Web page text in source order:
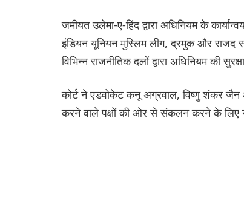
जमीयत उलेमा-ए-हिंद द्वारा अधिनियम के
इंडियन यूनियन मुस्लिम लीग, द्रमुक और राजद
विभिन्न राजनीतिक दलों द्वारा अधिनियम की
कोर्ट ने एडवोकेट कनू अग्रवाल, विष्णु शंकर
करने वाले पक्षों की ओर से संकलन करने के लिए